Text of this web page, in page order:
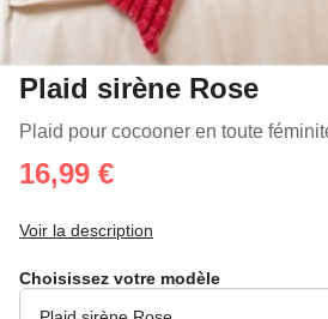
Plaid sirène Rose
Plaid pour cocooner en toute
16,99 €
Voir la description
Choisissez votre modèle